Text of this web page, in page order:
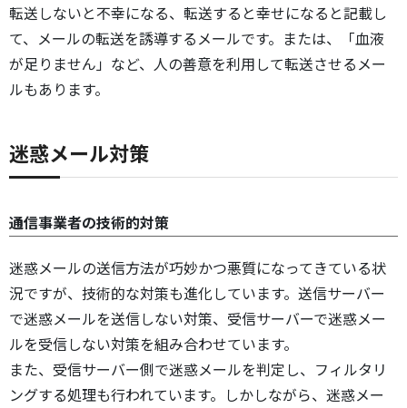
転送しないと不幸になる、転送すると幸せになると記載し
て、メールの転送を誘導するメールです。または、「血液
が足りません」など、人の善意を利用して転送させるメー
ルもあります。
迷惑メール対策
通信事業者の技術的対策
迷惑メールの送信方法が巧妙かつ悪質になってきている状
況ですが、技術的な対策も進化しています。送信サーバー
で迷惑メールを送信しない対策、受信サーバーで迷惑メー
ルを受信しない対策を組み合わせています。
また、受信サーバー側で迷惑メールを判定し、フィルタリ
ングする処理も行われています。しかしながら、迷惑メー